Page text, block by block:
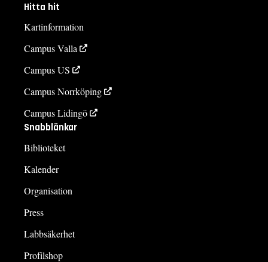
Hitta hit
Kartinformation
Campus Valla
Campus US
Campus Norrköping
Campus Lidingö
Snabblänkar
Biblioteket
Kalender
Organisation
Press
Labbsäkerhet
Profilshop